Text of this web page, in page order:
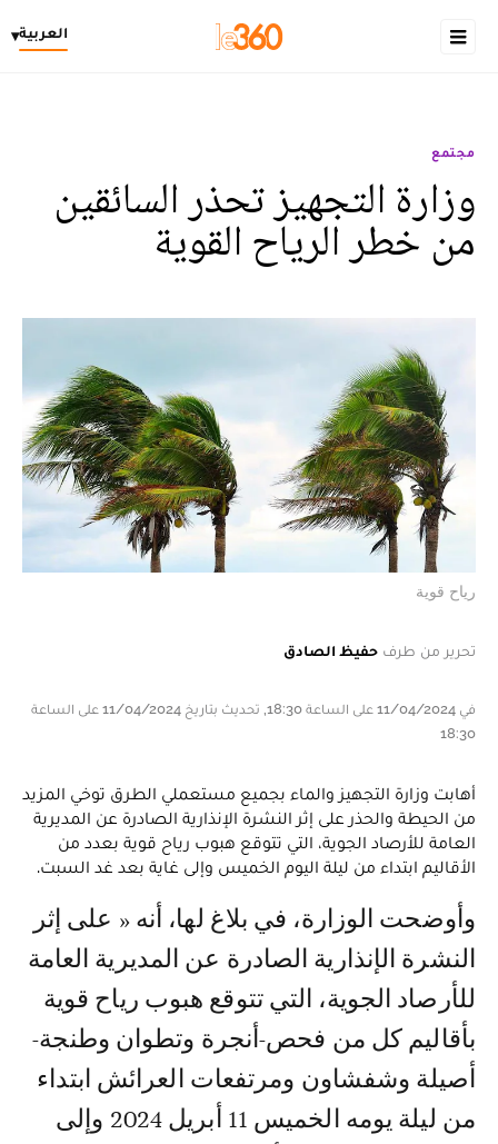
العربية▾
مجتمع
وزارة التجهيز تحذر السائقين
من خطر الرياح القوية
رياح قوية
تحرير من طرف حفيظ الصادق
في 11/04/2024 على الساعة 18:30, تحديث بتاريخ 11/04/2024 على الساعة
18:30
أهابت وزارة التجهيز والماء بجميع مستعملي الطرق توخي المزيد
من الحيطة والحذر على إثر النشرة الإنذارية الصادرة عن المديرية
العامة للأرصاد الجوية، التي تتوقع هبوب رياح قوية بعدد من
الأقاليم ابتداء من ليلة اليوم الخميس وإلى غاية بعد غد السبت.
وأوضحت الوزارة، في بلاغ لها، أنه « على إثر
النشرة الإنذارية الصادرة عن المديرية العامة
للأرصاد الجوية، التي تتوقع هبوب رياح قوية
بأقاليم كل من فحص-أنجرة وﺗﻄﻮﺍﻥ وﻃﻨﺠﺔ-
ﺃﺻﻴﻠﺔ وﺷﻔﺸﺎﻭﻥ ﻭﻣﺮﺗﻔﻌﺎﺕ ﺍﻟﻌﺮﺍﺋﺶ ابتداء
من ليلة يومه الخميس 11 أبريل 2024 وإلى